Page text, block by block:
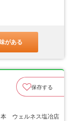
がある
保存する
本 ウェルネス塩冶店